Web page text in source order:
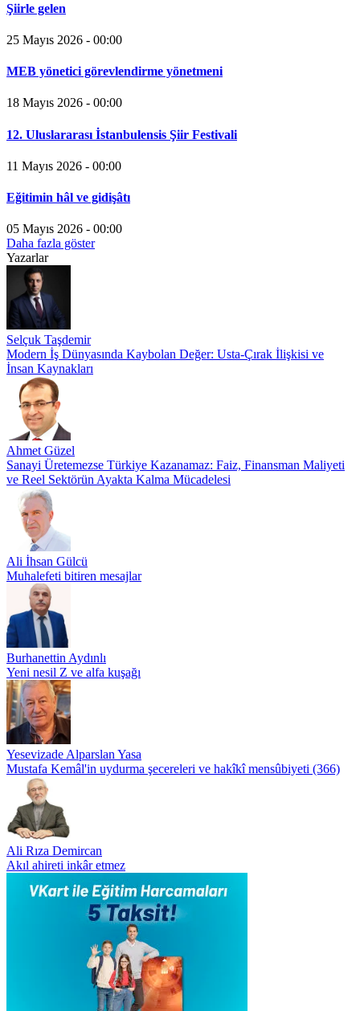
Şiirle gelen
25 Mayıs 2026 - 00:00
MEB yönetici görevlendirme yönetmeni
18 Mayıs 2026 - 00:00
12. Uluslararası İstanbulensis Şiir Festivali
11 Mayıs 2026 - 00:00
Eğitimin hâl ve gidişâtı
05 Mayıs 2026 - 00:00
Daha fazla göster
Yazarlar
Selçuk Taşdemir
Modern İş Dünyasında Kaybolan Değer: Usta-Çırak İlişkisi ve
İnsan Kaynakları
Ahmet Güzel
Sanayi Üretemezse Türkiye Kazanamaz: Faiz, Finansman Maliyeti
ve Reel Sektörün Ayakta Kalma Mücadelesi
Ali İhsan Gülcü
Muhalefeti bitiren mesajlar
Burhanettin Aydınlı
Yeni nesil Z ve alfa kuşağı
Yesevizade Alparslan Yasa
Mustafa Kemâl'in uydurma şecereleri ve hakîkî mensûbiyeti (366)
Ali Rıza Demircan
Akıl ahireti inkâr etmez